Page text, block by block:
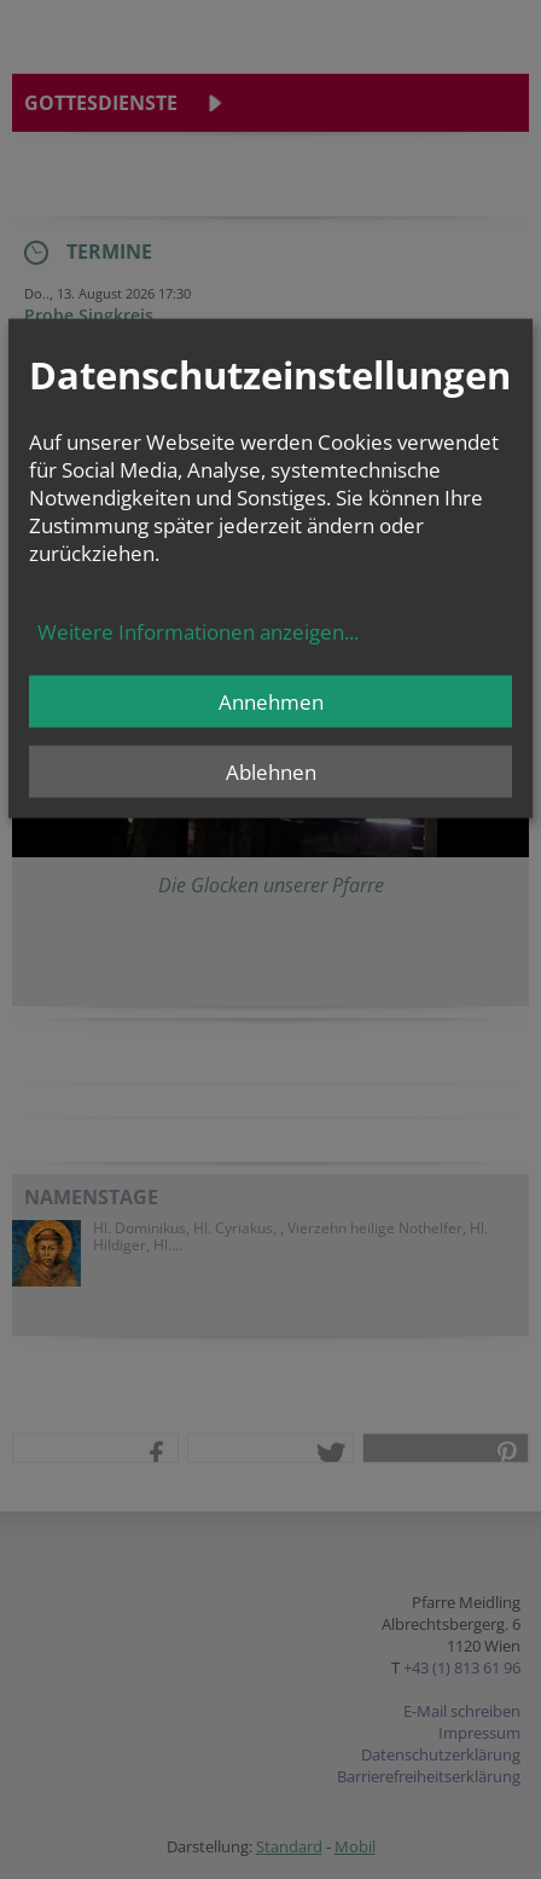
GOTTESDIENSTE
TERMINE
Do.., 13. August 2026 17:30
Probe Singkreis
Do.., 20. August 2026 17:30
Probe Singkreis
Probe Singkreis
Evangelium
Mt 17, 14b–20
Die Glocken unserer Pfarre
NAMENSTAGE
Hl. Dominikus, Hl. Cyriakus, , Vierzehn heilige Nothelfer, Hl.
Hildiger, Hl....
Pfarre Meidling
Albrechtsbergerg. 6
1120 Wien
T +43 (1) 813 61 96
E-Mail schreiben
Impressum
Datenschutzerklärung
Barrierefreiheitserklärung
Darstellung: Standard - Mobil
Datenschutzeinstellungen
Auf unserer Webseite werden Cookies verwendet
für Social Media, Analyse, systemtechnische
Notwendigkeiten und Sonstiges. Sie können Ihre
Zustimmung später jederzeit ändern oder
zurückziehen.
Weitere Informationen anzeigen...
Ablehnen
Annehmen